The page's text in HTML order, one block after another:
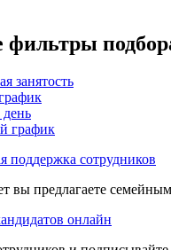
занятость
график
поддержка сотрудников
вы предлагаете
онлайн